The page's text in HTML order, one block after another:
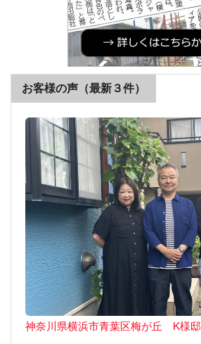
お客様の声（最新３件）
神奈川県横浜市青葉区梅が丘 K様邸